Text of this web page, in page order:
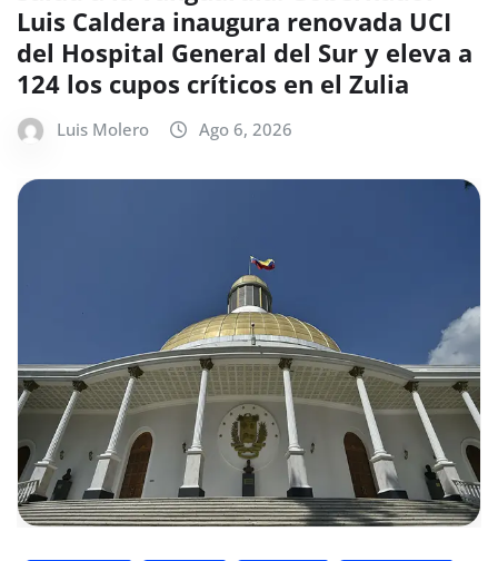
Luis Caldera inaugura renovada UCI
del Hospital General del Sur y eleva a
124 los cupos críticos en el Zulia
Luis Molero Ago 6, 2026